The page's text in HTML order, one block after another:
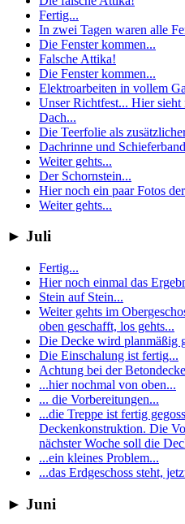
Fertig...
In zwei Tagen waren alle
Die Fenster kommen...
Falsche Attika!
Die Fenster kommen...
Elektroarbeiten in vollem
Unser Richtfest... Hier sieht
Dach...
Die Teerfolie als
Dachrinne und
Weiter gehts...
Der Schornstein...
Hier noch ein paar Fotos
Weiter gehts...
► Juli
Fertig...
Hier noch einmal das
Stein auf Stein...
Weiter gehts im
oben geschafft, los gehts...
Die Decke wird planmäßig
Die Einschalung ist fertig...
Achtung bei der
...hier nochmal von oben...
... die Vorbereitungen...
...die Treppe ist fertig
Deckenkonstruktion. Die
nächster Woche soll die
...ein kleines Problem...
...das Erdgeschoss steht,
► Juni